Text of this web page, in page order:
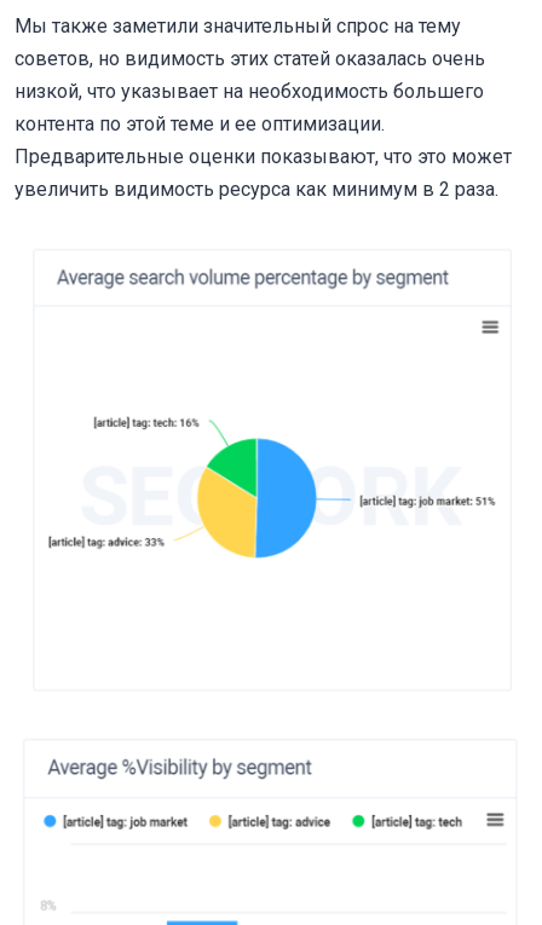
Мы также заметили значительный спрос на тему
советов, но видимость этих статей оказалась очень
низкой, что указывает на необходимость большего
контента по этой теме и ее оптимизации.
Предварительные оценки показывают, что это может
увеличить видимость ресурса как минимум в 2 раза.